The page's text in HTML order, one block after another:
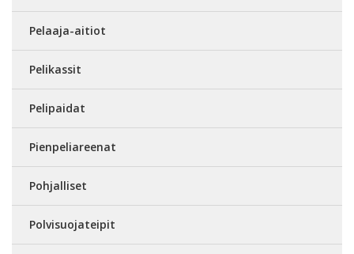
Pelaaja-aitiot
Pelikassit
Pelipaidat
Pienpeliareenat
Pohjalliset
Polvisuojateipit